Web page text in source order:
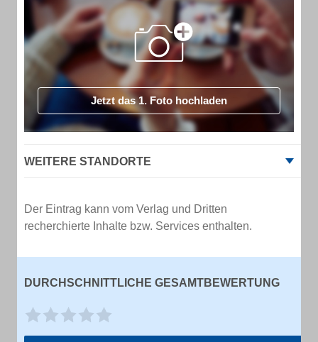
Jetzt das 1. Foto hochladen
WEITERE STANDORTE
Der Eintrag kann vom Verlag und Dritten
recherchierte Inhalte bzw. Services enthalten.
DURCHSCHNITTLICHE GESAMTBEWERTUNG